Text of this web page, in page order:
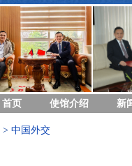
首页 使馆介绍 新
> 中国外交